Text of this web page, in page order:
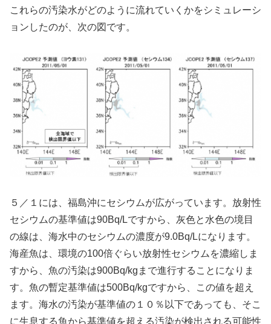
これらの汚染水がどのように流れていくかをシミュレーシ
ョンしたのが、次の図です。
５／１には、福島沖にセシウムが広がっています。放射性
セシウムの基準値は90Bq/Lですから、灰色と水色の境目
の線は、海水中のセシウムの濃度が9.0Bq/Lになります。
海産魚は、環境の100倍ぐらい放射性セシウムを濃縮しま
すから、魚の汚染は900Bq/kgまで進行することになりま
す。魚の暫定基準値は500Bq/kgですから、この値を超え
ます。海水の汚染が基準値の１０％以下であっても、そこ
に生息する魚から基準値を超える汚染が検出される可能性